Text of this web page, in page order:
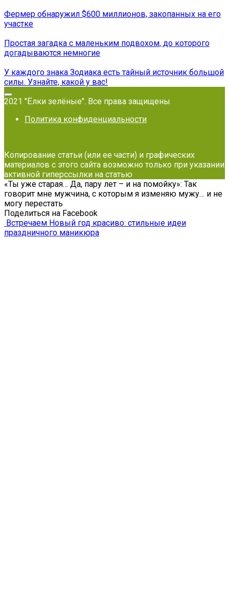
Фермер обнаружил $600 миллионов, закопанных на его
участке
Простая загадка с маленьким подвохом, до которого
догадываются немногие
У каждого знака Зодиака есть тайный источник большой
силы. Узнайте, какой у вас!
2021 "Ёлки зелёные". Все права защищены
Политика конфиденциальности
Копирование статьи (или ее части) и графических
материалов с этого сайта возможно только при указании
активной гиперссылки на статью
«Ты уже старая… Да, пару лет – и на помойку»: Так
говорит мне мужчина, с которым я изменяю мужу… и не
могу перестать
Поделиться на Facebook
Встречаем Новый год красиво: стильные идеи
праздничного маникюра